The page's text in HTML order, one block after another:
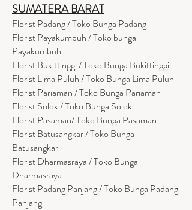
SUMATERA BARAT
Florist Padang / Toko Bunga Padang
Florist Payakumbuh / Toko bunga
Payakumbuh
Florist Bukittinggi / Toko Bunga Bukittinggi
Florist Lima Puluh / Toko Bunga Lima Puluh
Florist Pariaman / Toko Bunga Pariaman
Florist Solok / Toko Bunga Solok
Florist Pasaman/ Toko Bunga Pasaman
Florist Batusangkar / Toko Bunga
Batusangkar
Florist Dharmasraya / Toko Bunga
Dharmasraya
Florist Padang Panjang / Toko Bunga Padang
Panjang